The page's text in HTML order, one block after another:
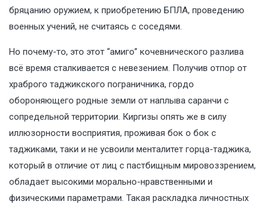
бряцанию оружием, к приобретению БПЛА, проведению
военных учений, не считаясь с соседями.
Но почему-то, это этот “амиго” кочевнического разлива
всё время сталкивается с невезением. Получив отпор от
храброго таджикского пограничника, гордо
обороняющего родные земли от наплыва саранчи с
сопредельной территории. Киргизы опять же в силу
иллюзорности восприятия, проживая бок о бок с
таджиками, таки и не усвоили менталитет горца-таджика,
который в отличие от лиц с пастбищным мировоззрением,
обладает высокими морально-нравственными и
физическими параметрами. Такая раскладка личностных